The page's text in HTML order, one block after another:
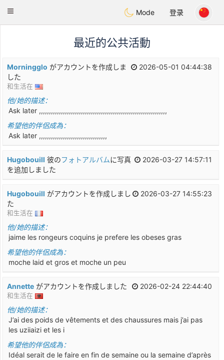
our
Toggle
Mode 登录
最近的公共活動
2026-05-01 04:44:38
Morningglo がアカウントを作成しま
した
和生活在
他/她的描述：
Ask later ,,,,,,,,,,,,,,,,,,,,,,,,,,,,,,,,,,,,,,,,,,,,,,,,,,,,,,,,,,,,,,,,
希望他的伴侶成為：
Ask later ,,,,,,,,,,,,,,,,,,,,,,,,,,,,,,,,,,
2026-03-27 14:57:11
Hugobouill 彼のフォトアルバムに写真
を追加しました
2026-03-27 14:55:23
Hugobouill がアカウントを作成しまし
た
和生活在
他/她的描述：
jaime les rongeurs coquins je prefere les obeses gras
希望他的伴侶成為：
moche laid et gros et moche un peu
2026-02-24 22:44:40
Annette がアカウントを作成しました
和生活在
他/她的描述：
J’ai des poids de vêtements et des chaussures mais j’ai pas
les uziiaizi et les i
希望他的伴侶成為：
Idéal serait de le faire en fin de semaine ou la semaine d’après